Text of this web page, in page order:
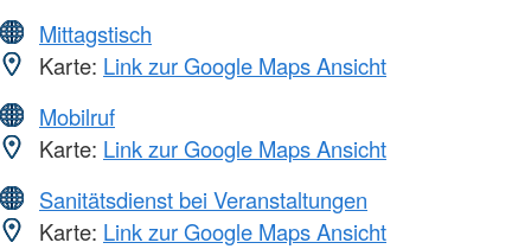
Mittagstisch
Karte: Link zur Google Maps Ansicht
Mobilruf
Karte: Link zur Google Maps Ansicht
Sanitätsdienst bei Veranstaltungen
Karte: Link zur Google Maps Ansicht